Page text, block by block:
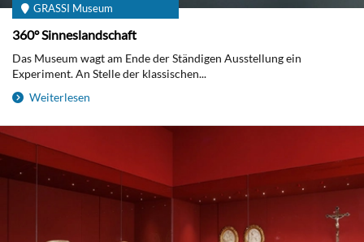
GRASSI Museum
360° Sinneslandschaft
Das Museum wagt am Ende der Ständigen Ausstellung ein
Experiment. An Stelle der klassischen...
Weiterlesen